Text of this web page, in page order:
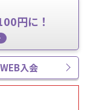
円に！
WEB入会